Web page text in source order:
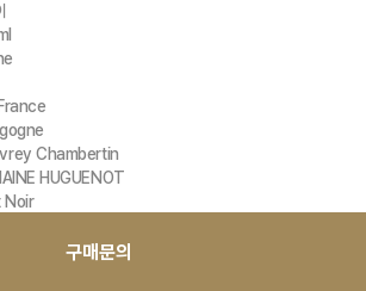
France
Chambertin
HUGUENOT
Noir
구매문의